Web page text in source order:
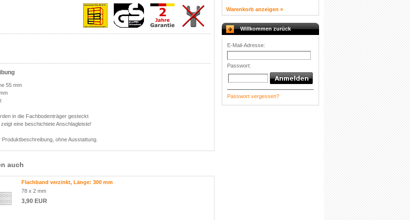
55 mm
in die Fachbodenträger gesteckt
eine beschichtete Anschlagleiste!
Produktbeschreibung, ohne Ausstattung.
auch
Flachband verzinkt, Länge: 300 mm
78 x 2 mm
3,90 EUR
Warenkorb anzeigen »
Willkommen zurück
E-Mail-Adresse:
Passwort:
Passwort vergessen?